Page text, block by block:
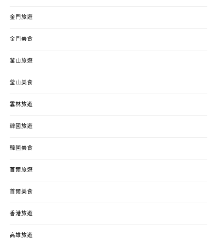
金門旅遊
金門美食
釜山旅遊
釜山美食
雲林旅遊
韓國旅遊
韓國美食
首爾旅遊
首爾美食
香港旅遊
高雄旅遊